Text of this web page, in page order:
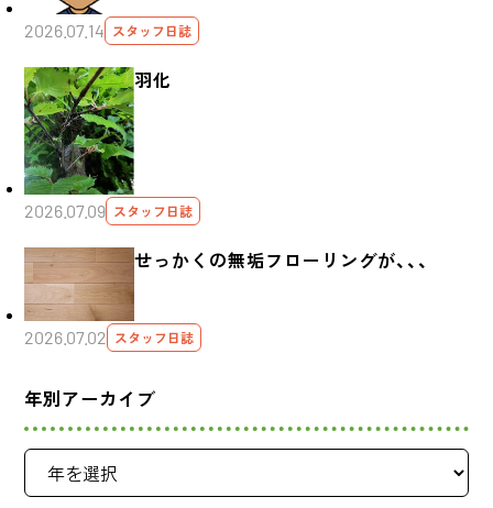
2026.07.14 スタッフ日誌
羽化
2026.07.09 スタッフ日誌
せっかくの無垢フローリングが、、、
2026.07.02 スタッフ日誌
年別アーカイブ